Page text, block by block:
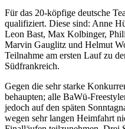
Für das 20-köpfige deutsche
qualifiziert. Diese sind: Anne
Leon Bast, Max Kolbinger,
Marvin Gauglitz und Helmut
Teilnahme am ersten Lauf zu
Südfrankreich.
Gegen die sehr starke
behaupten; alle BaWü-
jedoch auf den späten
wegen sehr langen Heimfahrt